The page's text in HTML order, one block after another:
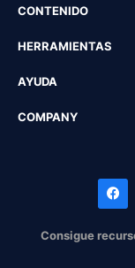
CONTENIDO
HERRAMIENTAS
AYUDA
COMPANY
Consigue